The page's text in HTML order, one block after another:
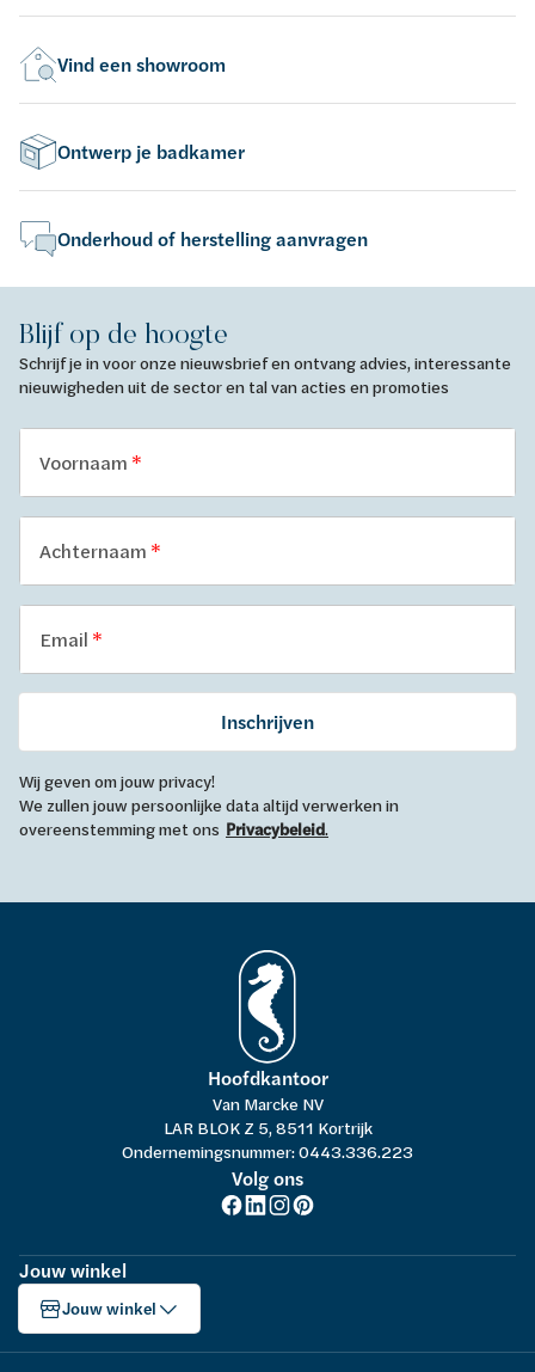
Vind een showroom
Ontwerp je badkamer
Onderhoud of herstelling aanvragen
Blijf op de hoogte
Schrijf je in voor onze nieuwsbrief en ontvang advies, interessante
nieuwigheden uit de sector en tal van acties en promoties
Voornaam
Achternaam
Email
Inschrijven
Wij geven om jouw privacy!
We zullen jouw persoonlijke data altijd verwerken in
overeenstemming met ons Privacybeleid.
Hoofdkantoor
Van Marcke NV
LAR BLOK Z 5, 8511 Kortrijk
Ondernemingsnummer: 0443.336.223
Volg ons
Jouw winkel
Jouw winkel